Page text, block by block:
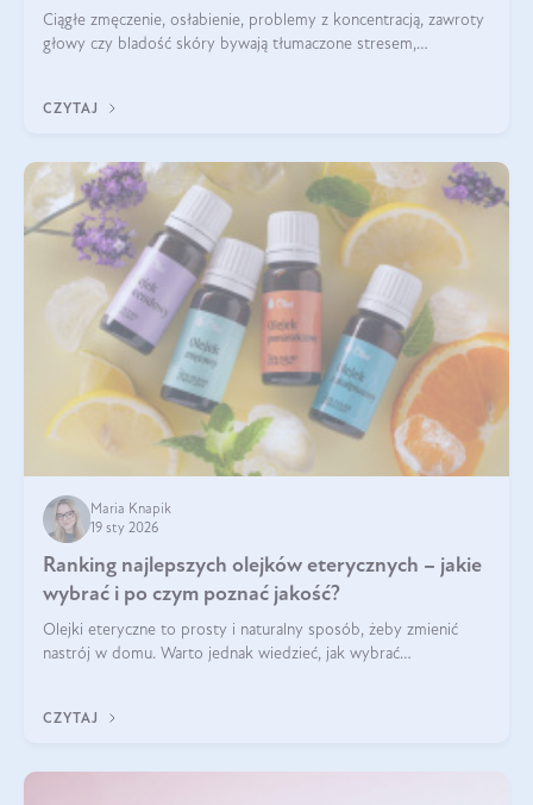
Ciągłe zmęczenie, osłabienie, problemy z koncentracją, zawroty
głowy czy bladość skóry bywają tłumaczone stresem,
CZYTAJ
Maria Knapik
19 sty 2026
Ranking najlepszych olejków eterycznych – jakie
wybrać i po czym poznać jakość?
Olejki eteryczne to prosty i naturalny sposób, żeby zmienić
nastrój w domu. Warto jednak wiedzieć, jak wybrać
kryteria wyboru!
CZYTAJ